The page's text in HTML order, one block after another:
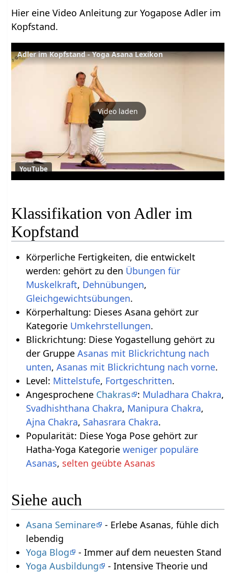
Hier eine Video Anleitung zur Yogapose Adler im
Kopfstand.
Adler im Kopfstand - Yoga Asana Lexikon
Video laden
YouTube
Klassifikation von Adler im
Kopfstand
Körperliche Fertigkeiten, die entwickelt
werden: gehört zu den Übungen für
Muskelkraft, Dehnübungen,
Gleichgewichtsübungen.
Körperhaltung: Dieses Asana gehört zur
Kategorie Umkehrstellungen.
Blickrichtung: Diese Yogastellung gehört zu
der Gruppe Asanas mit Blickrichtung nach
unten, Asanas mit Blickrichtung nach vorne.
Level: Mittelstufe, Fortgeschritten.
Angesprochene Chakras : Muladhara Chakra,
Svadhishthana Chakra, Manipura Chakra,
Ajna Chakra, Sahasrara Chakra.
Popularität: Diese Yoga Pose gehört zur
Hatha-Yoga Kategorie weniger populäre
Asanas, selten geübte Asanas
Siehe auch
Asana Seminare
- Erlebe Asanas, fühle dich
lebendig
Yoga Blog
- Immer auf dem neuesten Stand
Yoga Ausbildung
- Intensive Theorie und